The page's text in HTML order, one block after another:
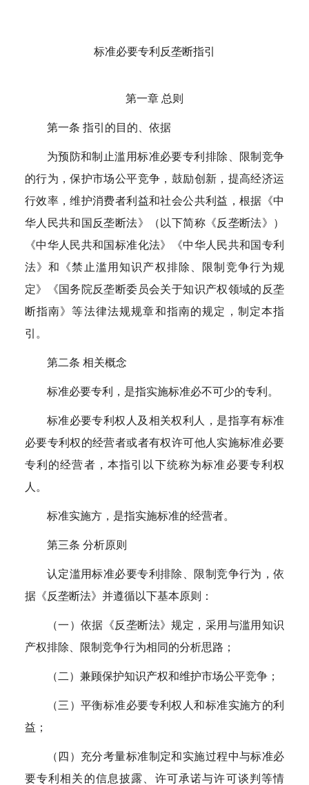
标准必要专利反垄断指引
第一章 总则
第一条 指引的目的、依据
为预防和制止滥用标准必要专利排除、限制竞争
的行为，保护市场公平竞争，鼓励创新，提高经济运
行效率，维护消费者利益和社会公共利益，根据《中
华人民共和国反垄断法》（以下简称《反垄断法》）
《中华人民共和国标准化法》《中华人民共和国专利
法》和《禁止滥用知识产权排除、限制竞争行为规
定》《国务院反垄断委员会关于知识产权领域的反垄
断指南》等法律法规规章和指南的规定，制定本指
引。
第二条 相关概念
标准必要专利，是指实施标准必不可少的专利。
标准必要专利权人及相关权利人，是指享有标准
必要专利权的经营者或者有权许可他人实施标准必要
专利的经营者，本指引以下统称为标准必要专利权
人。
标准实施方，是指实施标准的经营者。
第三条 分析原则
认定滥用标准必要专利排除、限制竞争行为，依
据《反垄断法》并遵循以下基本原则：
（一）依据《反垄断法》规定，采用与滥用知识
产权排除、限制竞争行为相同的分析思路；
（二）兼顾保护知识产权和维护市场公平竞争；
（三）平衡标准必要专利权人和标准实施方的利
益；
（四）充分考量标准制定和实施过程中与标准必
要专利相关的信息披露、许可承诺与许可谈判等情